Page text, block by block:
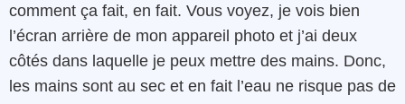
comment ça fait, en fait. Vous voyez, je vois bien
l’écran arrière de mon appareil photo et j’ai deux
côtés dans laquelle je peux mettre des mains. Donc,
les mains sont au sec et en fait l’eau ne risque pas de